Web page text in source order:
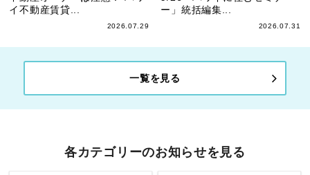
イ不動産賃貸...
2026.07.29
ー」統括編集...
2026.07.31
一覧を見る
各カテゴリーのお知らせを見る